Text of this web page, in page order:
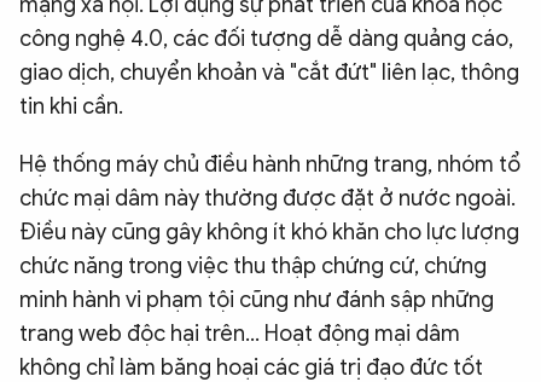
công nghệ 4.0, các đối tượng dễ dàng quảng cáo,
giao dịch, chuyển khoản và "cắt đứt" liên lạc, thông
tin khi cần.
Hệ thống máy chủ điều hành những trang, nhóm tổ
chức mại dâm này thường được đặt ở nước ngoài.
Điều này cũng gây không ít khó khăn cho lực lượng
chức năng trong việc thu thập chứng cứ, chứng
minh hành vi phạm tội cũng như đánh sập những
trang web độc hại trên… Hoạt động mại dâm
không chỉ làm băng hoại các giá trị đạo đức tốt